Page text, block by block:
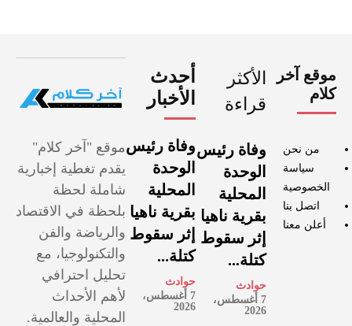
موقع آخر
كلام
من نحن
سياسة
الخصوصية
اتصل بنا
أعلن معنا
الأكثر
قراءة
وفاة رئيس
الوحدة
المحلية
بقرية ناهيا
إثر سقوط
كتلة...
حوادث
7 أغسطس،
2026
أحدث
الأخبار
وفاة رئيس
الوحدة
المحلية
بقرية ناهيا
إثر سقوط
كتلة...
حوادث
7 أغسطس،
2026
موقع "آخر كلام"
يقدم تغطية إخبارية
شاملة لحظة
بلحظة في الاقتصاد
والرياضة والفن
والتكنولوجيا، مع
تحليل احترافي
لأهم الأحداث
المحلية والعالمية.